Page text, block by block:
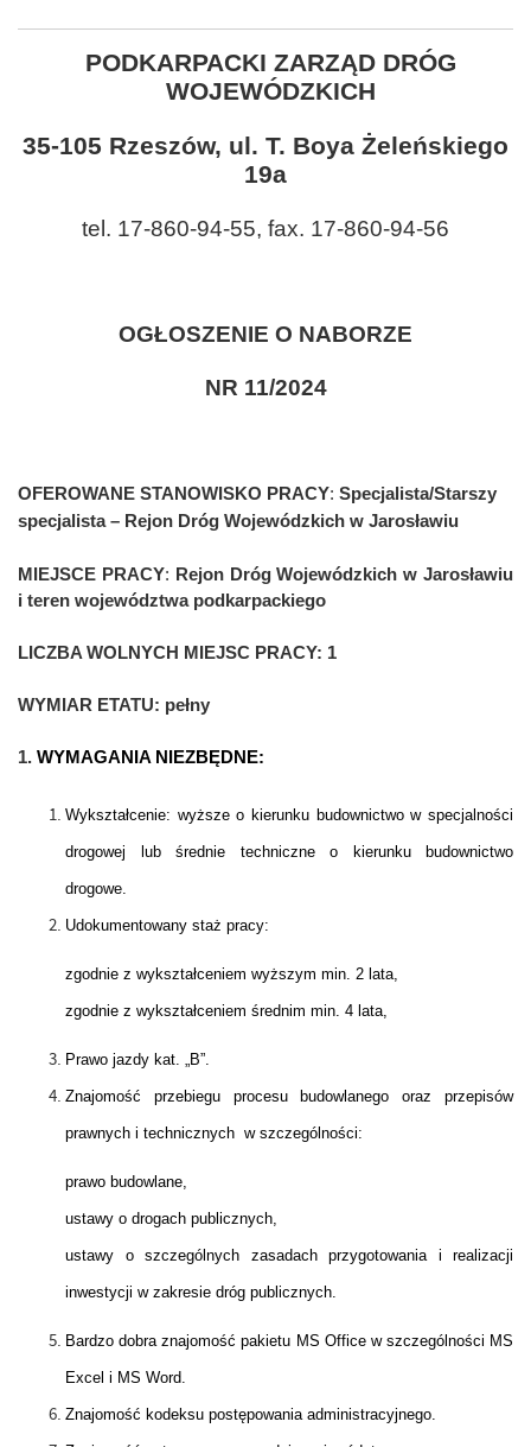
PODKARPACKI ZARZĄD DRÓG
WOJEWÓDZKICH
35-105 Rzeszów, ul. T. Boya Żeleńskiego
19a
tel. 17-860-94-55, fax. 17-860-94-56
OGŁOSZENIE O NABORZE
NR 11/2024
OFEROWANE STANOWISKO PRACY: Specjalista/Starszy
specjalista – Rejon Dróg Wojewódzkich w Jarosławiu
MIEJSCE PRACY: Rejon Dróg Wojewódzkich w Jarosławiu
i teren województwa podkarpackiego
LICZBA WOLNYCH MIEJSC PRACY: 1
WYMIAR ETATU: pełny
1. WYMAGANIA NIEZBĘDNE:
Wykształcenie: wyższe o kierunku budownictwo w specjalności
drogowej lub średnie techniczne o kierunku budownictwo
drogowe.
Udokumentowany staż pracy:
zgodnie z wykształceniem wyższym min. 2 lata,
zgodnie z wykształceniem średnim min. 4 lata,
Prawo jazdy kat. „B”.
Znajomość przebiegu procesu budowlanego oraz przepisów
prawnych i technicznych w szczególności:
prawo budowlane,
ustawy o drogach publicznych,
ustawy o szczególnych zasadach przygotowania i realizacji
inwestycji w zakresie dróg publicznych.
Bardzo dobra znajomość pakietu MS Office w szczególności MS
Excel i MS Word.
Znajomość kodeksu postępowania administracyjnego.